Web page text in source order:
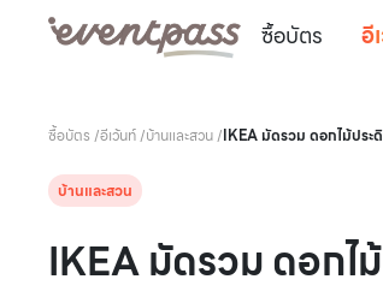
ซื้อบัตร อี
ซื้อบัตร /อีเว้นท์/บ้านและสวน/IKEA มัดรวม ดอกไม้ปร
บ้านและสวน
IKEA มัดรวม ดอก